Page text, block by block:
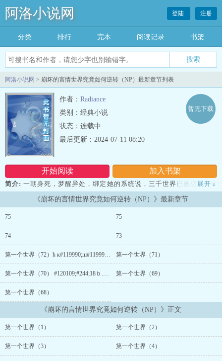
阿洛小说网 登陆 注册
分类 排行 完本 阅读记录 书架
阿洛小说网 > 崩坏的言情世界究竟如何逆转（NP）最新章节列表
作者： Radiance
类别：经典小说
状态：连载中
开始阅读 加入书架
暂无下载
最后更新：2024-07-11 08:20
简介: 一朝身死，梦醒异处，绑定她的系统说，三千世界已被恋ai脑男
主超强度破坏，尸横遍野，生灵涂炭，如今时光回溯，需要人为gan
预，将即将崩坏的世界拉回正轨。 秋露被委于重任。 她绞尽
脑汁想办法把每个男主拉下高坛，剥夺了他们能颠覆世界的能
自己所用啦！ 注意点： 1.船戏偏好水到渠成，剧情和rou相辅
相成； 2.作者一直都是写短篇的，对长篇的节奏可能把控不足，
介意慎入； 3.男主并非全处； 4.作者文案无能，笔风稚嫩，
若各位觉得不合心意，轻喷。...
展开 »
《崩坏的言情世界究竟如何逆转（NP）》最新章节
75 75
74 73
第一个世界（72）h к#119990;ш#119990;уi8.#269;#244;#120002; 第一个世界（71）
第一个世界（70） #120109;#244;18ｂ.c#244;#120054; 第一个世界（69）
第一个世界（68）
《崩坏的言情世界究竟如何逆转（NP）》正文
第一个世界（1） 第一个世界（2）
第一个世界（3） 第一个世界（4）